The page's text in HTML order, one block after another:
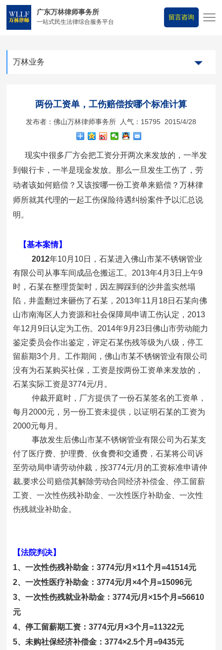
广东万林律师事务所
一站式民生法律综合服务平台
留言咨询
万林业务
两份工资单，工伤赔偿按哪个标准计算
发布者：佛山万林律师事务所 人气：15795 2015/4/28
现实中很多厂方会把工资分开两次来发放的，一半发
到银行卡，一半是现金发放。那么一旦发生工伤了，劳
动者该如何赔偿？又该按哪一份工资单来赔偿？万林律
师所就其代理的一起工伤保险待遇纠纷案件予以汇总说
明。
【基本案情】
2012年10月10日，石某进入佛山市某不锈钢管业
有限公司从事车间成品仓搬运工。2013年4月3日上午9
时，石某在整理货架时，因左脚踩到的沙井盖实然塌
陷，井盖翻过来砸伤了石某，2013年11月18日石某向佛
山市南海区人力资源和社会保障局申请工伤认定，2013
年12月9日认定为工伤。2014年9月23日佛山市劳动能力
鉴定委员会作出鉴定，评定石某伤残等级为八级，停工
留薪期3个月。工作期间，佛山市某不锈钢管业有限公司
没有为石某购买社保，工资是按两份工资单来发放的，
石某实际工资是3774元/月。
仲裁开庭时，厂方提供了一份石某签名的工资单，
每月2000元，另一份工资未提供，以证明石某的工资为
2000元每月。
事故发生后佛山市某不锈钢管业有限公司为石某支
付了医疗费、护理费、伙食费和交通费，石某将公司诉
至劳动局申请劳动仲裁，按3774元/月的工资标准申请仲
裁,要求公司赔偿其解除劳动合同经济补偿金、停工留薪
工资、一次性伤残补助金、一次性医疗补助金、一次性
伤残就业补助金。
【法院判决】
1、一次性伤残补助金：3774元/月×11个月=41514元
2、一次性医疗补助金：3774元/月×4个月=15096元
3、一次性伤残就业补助金：3774元/月×15个月=56610
元
4、停工留薪期工资 ：3774元/月×3个月=11322元
5、未购社保经济补偿金：3774×2.5个月=9435元